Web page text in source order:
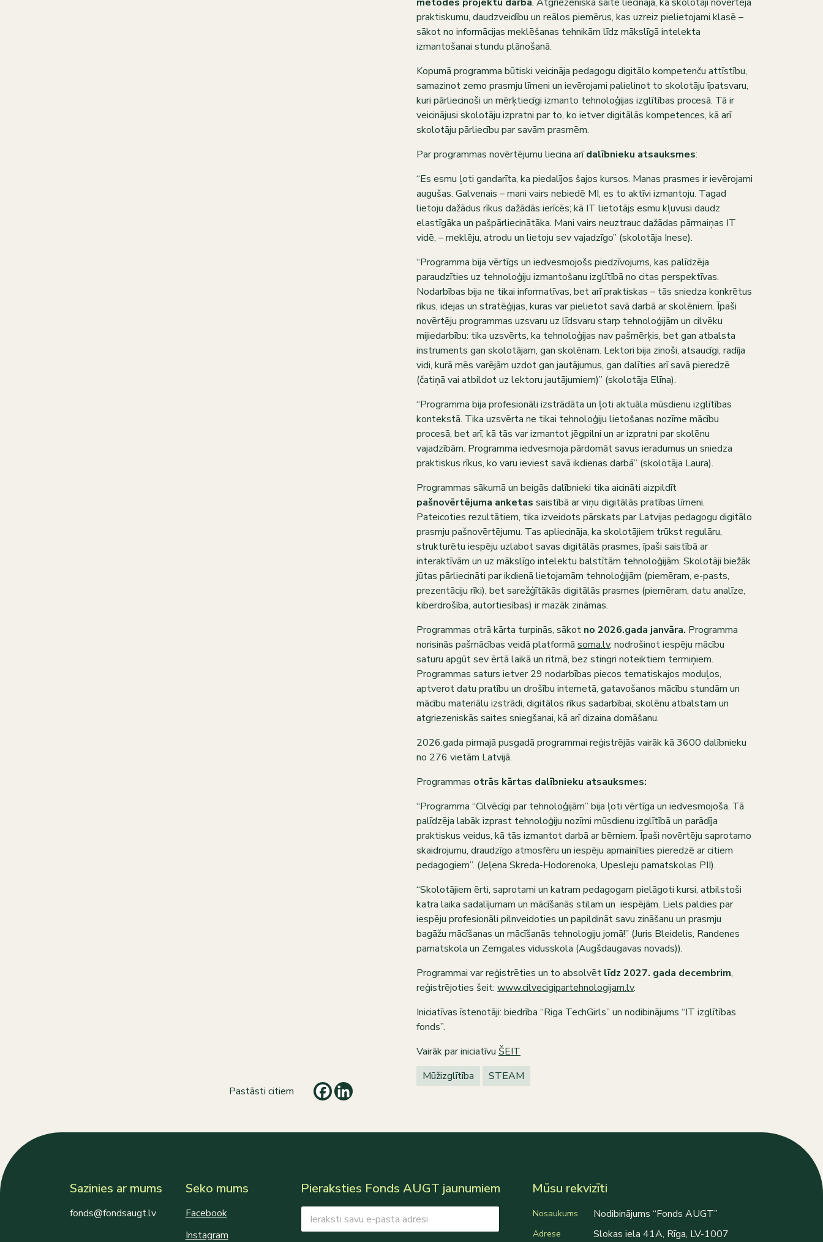
Pastāsti citiem
praktiskumu, daudzveidību un reālos piemērus, kas uzreiz pielietojami klasē –
sākot no informācijas meklēšanas tehnikām līdz mākslīgā intelekta
izmantošanai stundu plānošanā.
Kopumā programma būtiski veicināja pedagogu digitālo kompetenču attīstību,
samazinot zemo prasmju līmeni un ievērojami palielinot to skolotāju īpatsvaru,
kuri pārliecinoši un mērķtiecīgi izmanto tehnoloģijas izglītības procesā. Tā ir
veicinājusi skolotāju izpratni par to, ko ietver digitālās kompetences, kā arī
skolotāju pārliecību par savām prasmēm.
Par programmas novērtējumu liecina arīdalībnieku atsauksmes:
“Es esmu ļoti gandarīta, ka piedalījos šajos kursos. Manas prasmes ir ievērojami
augušas. Galvenais – mani vairs nebiedē MI, es to aktīvi izmantoju. Tagad
lietoju dažādus rīkus dažādās ierīcēs; kā IT lietotājs esmu kļuvusi daudz
elastīgāka un pašpārliecinātāka. Mani vairs neuztrauc dažādas pārmaiņas IT
vidē, – meklēju, atrodu un lietoju sev vajadzīgo” (skolotāja Inese).
“Programma bija vērtīgs un iedvesmojošs piedzīvojums, kas palīdzēja
paraudzīties uz tehnoloģiju izmantošanu izglītībā no citas perspektīvas.
Nodarbības bija ne tikai informatīvas, bet arī praktiskas – tās sniedza konkrētus
rīkus, idejas un stratēģijas, kuras var pielietot savā darbā ar skolēniem. Īpaši
novērtēju programmas uzsvaru uz līdsvaru starp tehnoloģijām un cilvēku
mijiedarbību: tika uzsvērts, ka tehnoloģijas nav pašmērķis, bet gan atbalsta
instruments gan skolotājam, gan skolēnam. Lektori bija zinoši, atsaucīgi, radīja
vidi, kurā mēs varējām uzdot gan jautājumus, gan dalīties arī savā pieredzē
(čatiņā vai atbildot uz lektoru jautājumiem)” (skolotāja Elīna).
“Programma bija profesionāli izstrādāta un ļoti aktuāla mūsdienu izglītības
kontekstā. Tika uzsvērta ne tikai tehnoloģiju lietošanas nozīme mācību
procesā, bet arī, kā tās var izmantot jēgpilni un ar izpratni par skolēnu
vajadzībām. Programma iedvesmoja pārdomāt savus ieradumus un sniedza
praktiskus rīkus, ko varu ieviest savā ikdienas darbā” (skolotāja Laura).
Programmas sākumā un beigās dalībnieki tika aicināti aizpildīt
pašnovērtējuma anketas saistībā ar viņu digitālās pratības līmeni.
Pateicoties rezultātiem, tika izveidots pārskats par Latvijas pedagogu digitālo
prasmju pašnovērtējumu. Tas apliecināja, ka skolotājiem trūkst regulāru,
strukturētu iespēju uzlabot savas digitālās prasmes, īpaši saistībā ar
interaktīvām un uz mākslīgo intelektu balstītām tehnoloģijām. Skolotāji biežāk
jūtas pārliecināti par ikdienā lietojamām tehnoloģijām (piemēram, e-pasts,
prezentāciju rīki), bet sarežģītākās digitālās prasmes (piemēram, datu analīze,
kiberdrošība, autortiesības) ir mazāk zināmas.
Programmas otrā kārta turpinās, sākot no 2026.gada janvāra. Programma
norisinās pašmācības veidā platformā soma.lv, nodrošinot iespēju mācību
saturu apgūt sev ērtā laikā un ritmā, bez stingri noteiktiem termiņiem.
Programmas saturs ietver 29 nodarbības piecos tematiskajos moduļos,
aptverot datu pratību un drošību internetā, gatavošanos mācību stundām un
mācību materiālu izstrādi, digitālos rīkus sadarbībai, skolēnu atbalstam un
atgriezeniskās saites sniegšanai, kā arī dizaina domāšanu.
2026.gada pirmajā pusgadā programmai reģistrējās vairāk kā 3600 dalībnieku
no 276 vietām Latvijā.
Programmas otrās kārtas dalībnieku atsauksmes:
“Programma “Cilvēcīgi par tehnoloģijām” bija ļoti vērtīga un iedvesmojoša. Tā
palīdzēja labāk izprast tehnoloģiju nozīmi mūsdienu izglītībā un parādīja
praktiskus veidus, kā tās izmantot darbā ar bērniem. Īpaši novērtēju saprotamo
skaidrojumu, draudzīgo atmosfēru un iespēju apmainīties pieredzē ar citiem
pedagogiem”. (Jeļena Skreda-Hodorenoka, Upesleju pamatskolas PII).
“Skolotājiem ērti, saprotami un katram pedagogam pielāgoti kursi, atbilstoši
katra laika sadalījumam un mācīšanās stilam un iespējām. Liels paldies par
iespēju profesionāli pilnveidoties un papildināt savu zināšanu un prasmju
bagāžu mācīšanas un mācīšanās tehnologiju jomā!” (Juris Bleidelis, Randenes
pamatskola un Zemgales vidusskola (Augšdaugavas novads)).
Programmai var reģistrēties un to absolvētlīdz 2027. gada decembrim,
reģistrējoties šeit: www.cilvecigipartehnologijam.lv.
Iniciatīvas īstenotāji: biedrība “Riga TechGirls” un nodibinājums “IT izglītības
fonds”.
Vairāk par iniciatīvu ŠEIT
Mūžizglītība
STEAM
Sazinies ar mums
fonds@fondsaugt.lv
Seko mums
Facebook
Instagram
Pieraksties Fonds AUGT jaunumiem
E
a
E
a
Mūsu rekvizīti
Nosaukums Nodibinājums “Fonds AUGT”
Adrese Slokas iela 41A, Rīga, LV-1007